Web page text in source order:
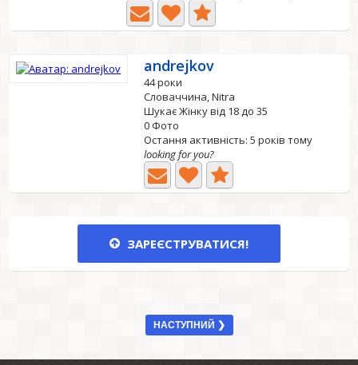
andrejkov
44 роки
Словаччина, Nitra
Шукає Жінку від 18 до 35
0 Фото
Остання активність: 5 років тому
looking for you?
ЗАРЕЄСТРУВАТИСЯ!
НАСТУПНИЙ ❯